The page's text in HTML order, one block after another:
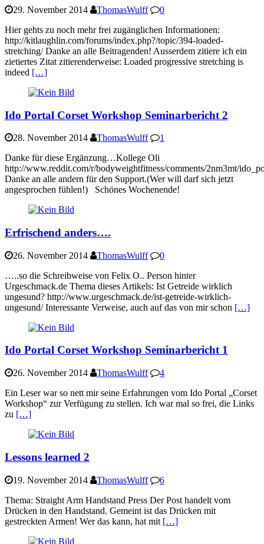
29. November 2014 ThomasWulff
0
Hier gehts zu noch mehr frei zugänglichen Informationen:
http://kitlaughlin.com/forums/index.php?/topic/394-loaded-
stretching/ Danke an alle Beitragenden! Ausserdem zitiere ich ein
zietiertes Zitat zitierenderweise: Loaded progressive stretching is
indeed […]
Ido Portal Corset Workshop Seminarbericht 2
28. November 2014 ThomasWulff
1
Danke für diese Ergänzung…Kollege Oli
http://www.reddit.com/r/bodyweightfitness/comments/2nm3mt/
Danke an alle andern für den Support.(Wer will darf sich jetzt
angesprochen fühlen!) Schönes Wochenende!
Erfrischend anders….
26. November 2014 ThomasWulff
0
…..so die Schreibweise von Felix O.. Person hinter
Urgeschmack.de Thema dieses Artikels: Ist Getreide wirklich
ungesund? http://www.urgeschmack.de/ist-getreide-wirklich-
ungesund/ Interessante Verweise, auch auf das von mir schon […]
Ido Portal Corset Workshop Seminarbericht 1
26. November 2014 ThomasWulff
4
Ein Leser war so nett mir seine Erfahrungen vom Ido Portal „Corset
Workshop“ zur Verfügung zu stellen. Ich war mal so frei, die Links
zu […]
Lessons learned 2
19. November 2014 ThomasWulff
6
Thema: Straight Arm Handstand Press Der Post handelt vom
Drücken in den Handstand. Gemeint ist das Drücken mit
gestreckten Armen! Wer das kann, hat mit […]